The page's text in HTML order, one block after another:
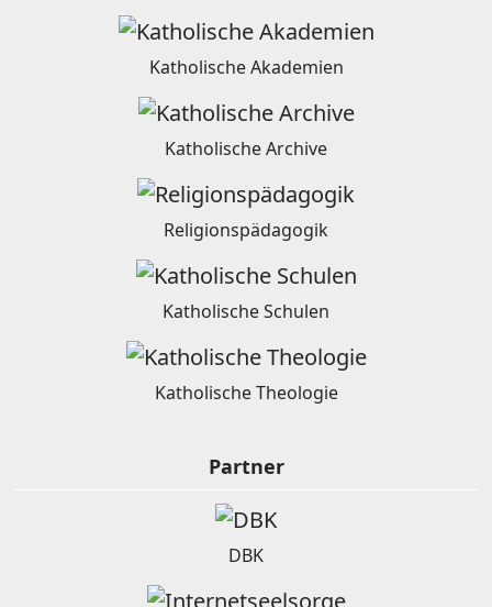
Katholische Akademien
Katholische Archive
Religionspädagogik
Katholische Schulen
Katholische Theologie
Partner
DBK